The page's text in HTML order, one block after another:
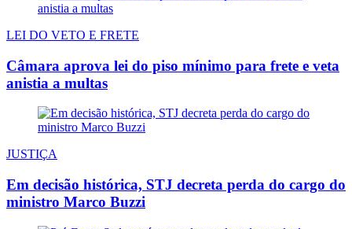
LEI DO VETO E FRETE
Câmara aprova lei do piso mínimo para frete e veta
anistia a multas
JUSTIÇA
Em decisão histórica, STJ decreta perda do cargo do
ministro Marco Buzzi